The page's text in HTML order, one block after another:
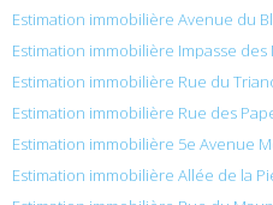
Estimation immobilière Avenue du
Estimation immobilière Impasse
Estimation immobilière Rue du
Estimation immobilière Rue des
Estimation immobilière 5e Avenue
Estimation immobilière Allée de la